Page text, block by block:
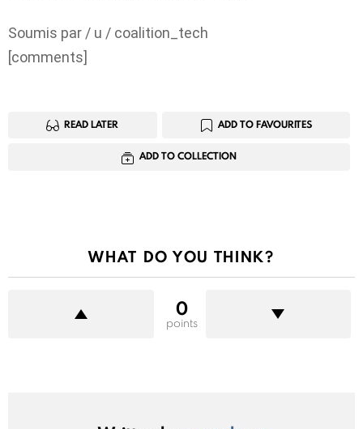
Soumis par / u / coalition_tech
[comments]
READ LATER ADD TO FAVOURITES
ADD TO COLLECTION
WHAT DO YOU THINK?
0
points